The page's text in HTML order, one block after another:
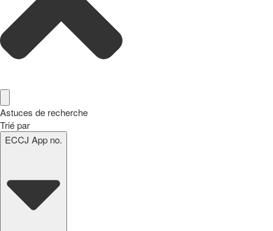
Astuces de recherche
Trié par
ECCJ App no.